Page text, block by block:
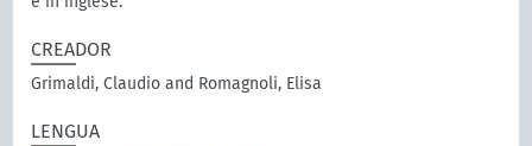
CREADOR
Grimaldi, Claudio and Romagnoli, Elisa
LENGUA